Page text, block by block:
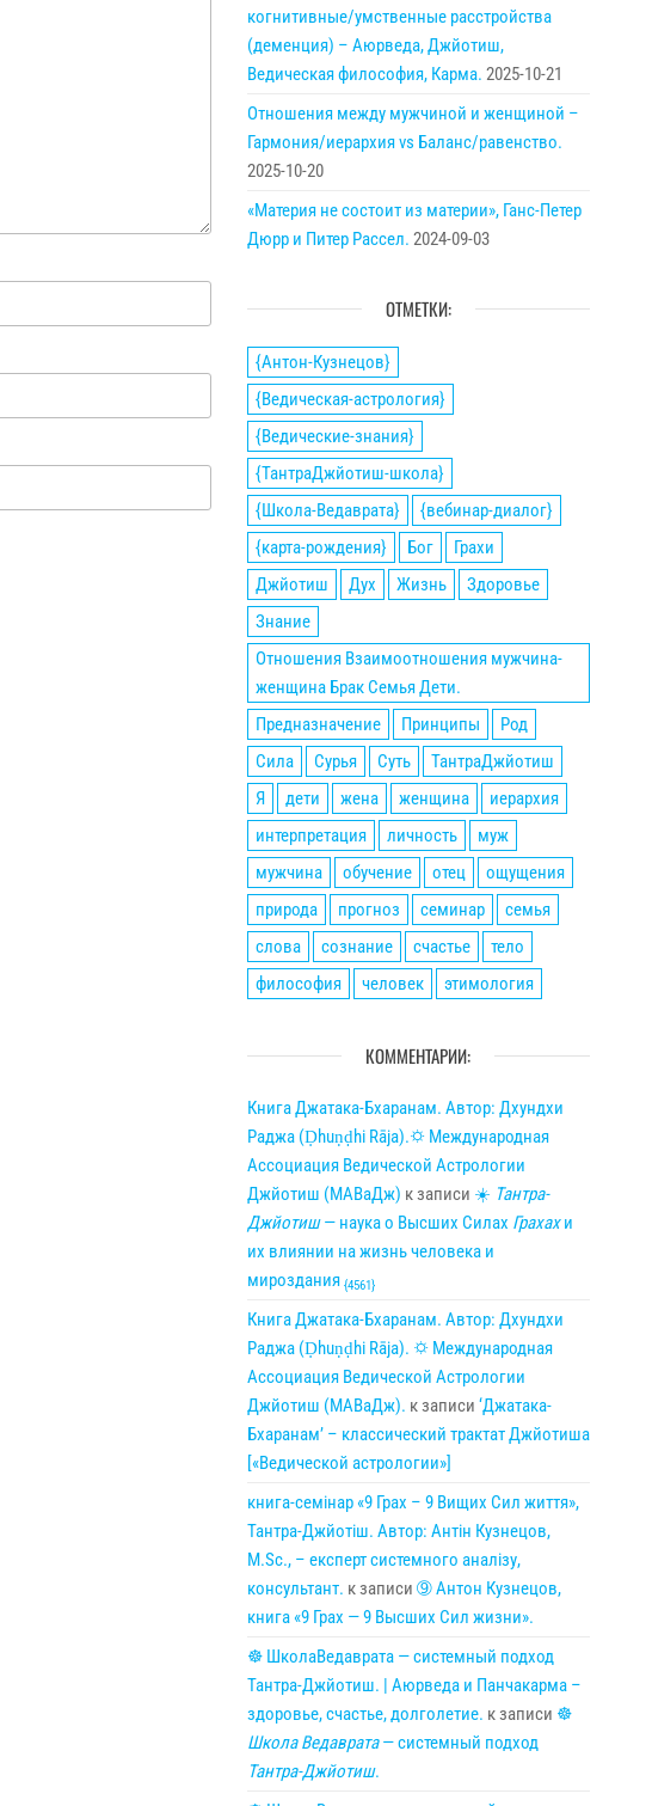
когнитивные/умственные расстройства
(деменция) – Аюрведа, Джйотиш,
Ведическая философия, Карма. 2025-10-21
Отношения между мужчиной и женщиной –
Гармония/иерархия vs Баланс/равенство.
2025-10-20
«Материя не состоит из материи», Ганс-Петер
Дюрр и Питер Рассел. 2024-09-03
ОТМЕТКИ:
{Антон-Кузнецов}
{Ведическая-астрология}
{Ведические-знания}
{ТантраДжйотиш-школа}
{Школа-Ведаврата}
{вебинар-диалог}
{карта-рождения}
Бог
Грахи
Джйотиш
Дух Жизнь
Здоровье
Знание
Отношения Взаимоотношения мужчина-
женщина Брак Семья Дети.
Предназначение
Принципы
Род
Сила
Сурья Суть
ТантраДжйотиш
Я
дети жена женщина
иерархия
интерпретация
личность
муж
мужчина
обучение отец
ощущения
природа
прогноз семинар
семья
слова
сознание счастье
тело
философия
человек этимология
КОММЕНТАРИИ:
Книга Джатака-Бхаранам. Автор: Дхундхи
Раджа (Ḍhuṇḍhi Rāja).🌣 Международная
Ассоциация Ведической Астрологии
Джйотиш (МАВаДж) к записи ☀ Тантра-
Джйотиш— наука о Высших Силах Грахахи
их влиянии на жизнь человека и
мироздания {4561}
Книга Джатака-Бхаранам. Автор: Дхундхи
Раджа (Ḍhuṇḍhi Rāja). 🌣 Международная
Ассоциация Ведической Астрологии
Джйотиш (МАВаДж). к записи ‘Джатака-
Бхаранам’ – классический трактат Джйотиша
[«Ведической астрологии»]
книга-семінар «9 Грах – 9 Вищих Сил життя»,
Тантра-Джйотіш. Автор: Антін Кузнецов,
M.Sc., – експерт системного аналізу,
консультант. к записи ➈ Антон Кузнецов,
книга «9 Грах — 9 Высших Сил жизни».
☸ ШколаВедаврата — системный подход
Тантра-Джйотиш. | Аюрведа и Панчакарма –
здоровье, счастье, долголетие. к записи ☸
Школа Ведаврата— системный подход
Тантра-Джйотиш.